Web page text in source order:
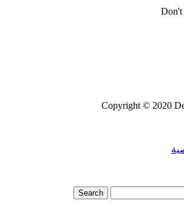
Don't
Copyright © 2020
Search